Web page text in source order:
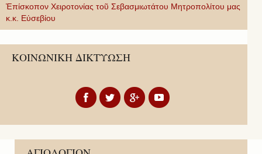
Ἐπίσκοπον Χειροτονίας τοῦ Σεβασμιωτάτου Μητροπολίτου μας
κ.κ. Εὐσεβίου
ΚΟΙΝΩΝΙΚΗ ΔΙΚΤΥΩΣΗ